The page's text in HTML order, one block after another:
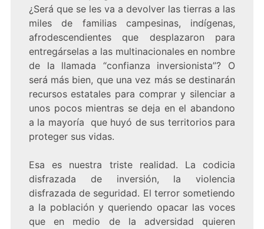
¿Será que se les va a devolver las tierras a las
miles de familias campesinas, indígenas,
afrodescendientes que desplazaron para
entregárselas a las multinacionales en nombre
de la llamada “confianza inversionista”? O
será más bien, que una vez más se destinarán
recursos estatales para comprar y silenciar a
unos pocos mientras se deja en el abandono
a la mayoría que huyó de sus territorios para
proteger sus vidas.
Esa es nuestra triste realidad. La codicia
disfrazada de inversión, la violencia
disfrazada de seguridad. El terror sometiendo
a la población y queriendo opacar las voces
que en medio de la adversidad quieren